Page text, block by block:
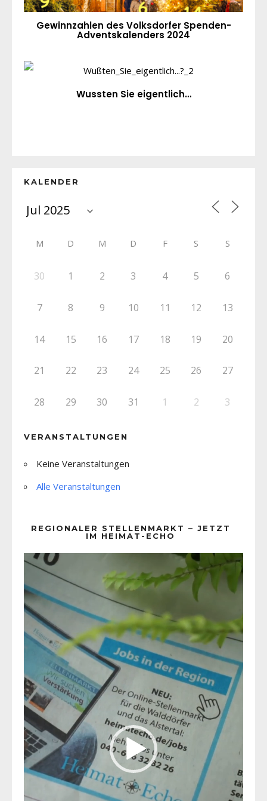
Gewinnzahlen des Volksdorfer Spenden-
Adventskalenders 2024
Wussten Sie eigentlich…
KALENDER
M D M D F S S
30 1 2 3 4 5 6
7 8 9 10 11 12 13
14 15 16 17 18 19 20
21 22 23 24 25 26 27
28 29 30 31 1 2 3
VERANSTALTUNGEN
Keine Veranstaltungen
Alle Veranstaltungen
REGIONALER STELLENMARKT – JETZT
IM HEIMAT-ECHO
Player